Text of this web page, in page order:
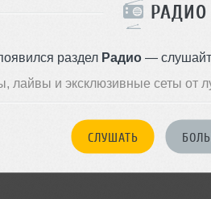
РАДИО
раздел Радио—
лайвы и эксклюзивные сеты от
СЛУШАТЬ